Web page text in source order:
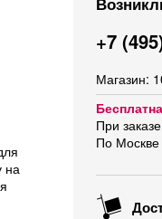
+7
Магазин:
При
По
на